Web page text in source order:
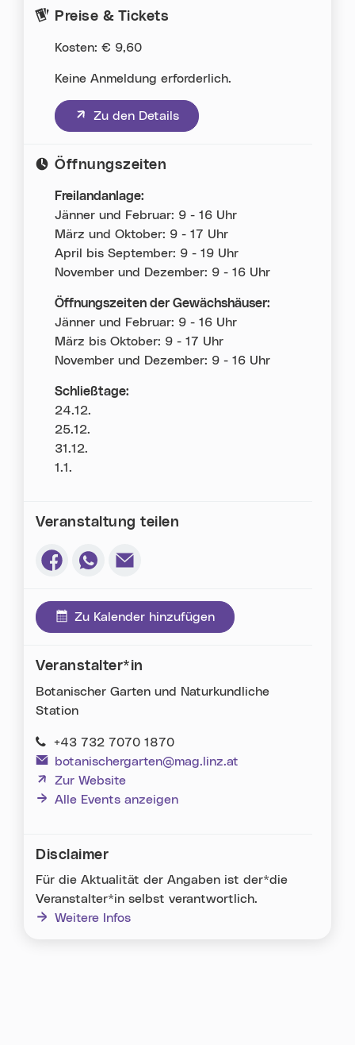
Preise & Tickets
Kosten: € 9,60
Keine Anmeldung erforderlich.
Zu den Details
(neues Fenster)
Öffnungszeiten
Freilandanlage:
Jänner und Februar: 9 - 16 Uhr
März und Oktober: 9 - 17 Uhr
April bis September: 9 - 19 Uhr
November und Dezember: 9 - 16 Uhr
Öffnungszeiten der Gewächshäuser:
Jänner und Februar: 9 - 16 Uhr
März bis Oktober: 9 - 17 Uhr
November und Dezember: 9 - 16 Uhr
Schließtage:
24.12.
25.12.
31.12.
1.1.
Veranstaltung teilen
Zu Kalender hinzufügen
Veranstalter*in
Botanischer Garten und Naturkundliche
Station
+43 732 7070 1870
botanischergarten@mag.linz.at
Zur Website
(neues Fenster)
Alle Events anzeigen
Disclaimer
Für die Aktualität der Angaben ist der*die
Veranstalter*in selbst verantwortlich.
Weitere Infos